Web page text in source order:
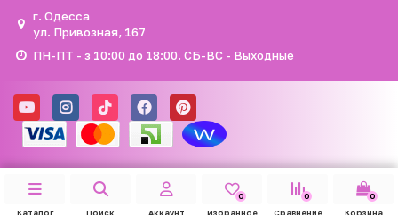
г. Одесса
ул. Привозная, 167
ПН-ПТ - з 10:00 до 18:00. СБ-ВС - Выходные
Каталог Поиск Аккаунт
0
Избранное
0
Сравнение
0
Корзина